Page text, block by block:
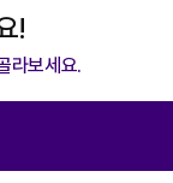
!
라보세요.